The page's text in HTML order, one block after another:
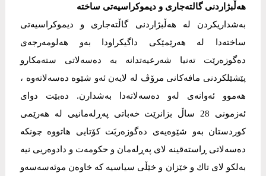
هەڵبژاردنی گالتەجاری و دیموكراسیەتی ساختە
بەشداریكردن لە هەڵبژاردنی گاڵتەجاری و دیموكراسیەتی
ساختەدا لە هەرێمێكی داگیكراودا بەو هەلومەرجەی
دەگوزەرێت تەنیا شەرعیەتدانە بە دەسەلاتی ستەمكارو
پێشێلكردنی مافەكانی مرۆڤ لە لایەن ئەو شێوە دەسەلاتەوە ،
هەموو ئەوانەی لەو دەسەلاتەدا بەشدارن. دەبێت دوای
ئەزمونی 28 ساڵ بزانرێت خەباتی پەڕلەمانیی لە هەرێمی
كوردستان بەو شێوەیەی دەگوزەربَت كۆتایی هاتووە چونكە
دەسەلاتی ڕاستەقینە لای پەڕلەمان و حكومەت و دادوەریی نیە
بەلكو لای تاك و خێزان و خێڵی سیاسیە كە خاوەن موئەسەسەو